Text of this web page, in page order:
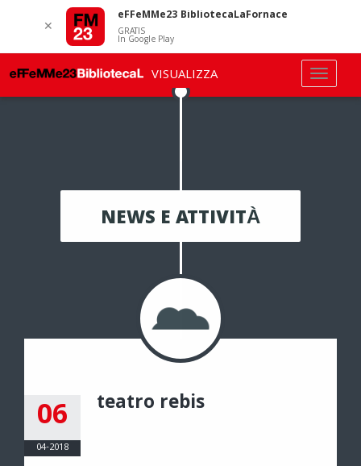
NEWS E ATTIVITÀ
06
04-2018
teatro rebis
✕
eFFeMMe23 BibliotecaLaFornace
GRATIS
In Google Play
VISUALIZZA